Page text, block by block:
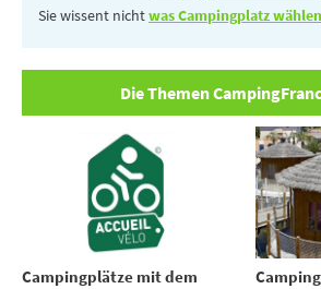
Sie wissent nichtwas Campingplatz wählen
Die Themen
Campingplätze mit dem